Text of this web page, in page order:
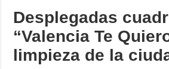
Desplegadas
“Valencia Te
limpieza de la